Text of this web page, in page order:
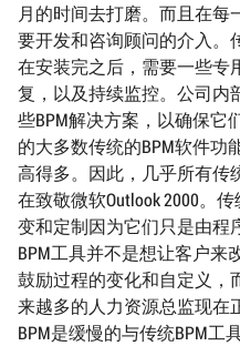
月的时间去打磨。而且在
要开发和咨询顾问的介入。
在安装完之后，需要一些专
复，以及持续监控。公司内
些BPM解决方案，以确保它
的大多数传统的BPM软件
高得多。因此，几乎所有传
在致敬微软Outlook 2000。
变和定制因为它们只是由程
BPM工具并不是想让客户来
鼓励过程的变化和自定义，
来越多的人力资源总监现在
BPM是缓慢的与传统BPM工